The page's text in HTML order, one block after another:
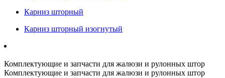
Карниз шторный
Карниз шторный изогнутый
Комплектующие и запчасти для жалюзи и рулонных штор
Комплектующие и запчасти для жалюзи и рулонных штор